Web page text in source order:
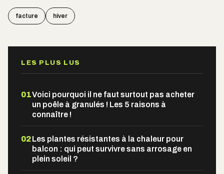
facture hiver
LES PLUS LUS
01Voici pourquoi il ne faut surtout pas acheter
un poêle à granulés ! Les 5 raisons à
connaître !
02Les plantes résistantes à la chaleur pour
balcon : qui peut survivre sans arrosage en
plein soleil ?